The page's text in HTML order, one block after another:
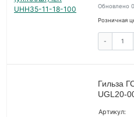
Обновлено
Розничная
-
Гильза
UGL20-
Артикул: